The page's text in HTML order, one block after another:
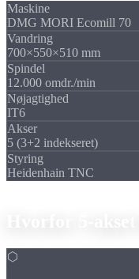
Maskine
DMG MORI Ecomill 70
Vandring
700×550×510 mm
Spindel
12.000 omdr./min
Nøjagtighed
IT6
Akser
5 (3+2 indekseret)
Styring
Heidenhain TNC
⬡